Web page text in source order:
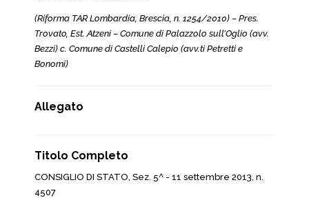
(Riforma TAR Lombardia, Brescia, n. 1254/2010) – Pres.
Trovato, Est. Atzeni – Comune di Palazzolo sull’Oglio (avv.
Bezzi) c. Comune di Castelli Calepio (avv.ti Petretti e
Bonomi)
Allegato
Titolo Completo
CONSIGLIO DI STATO, Sez. 5^ - 11 settembre 2013, n.
4507